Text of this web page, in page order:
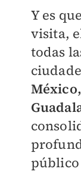
Y es
visita,
todas
México,
público